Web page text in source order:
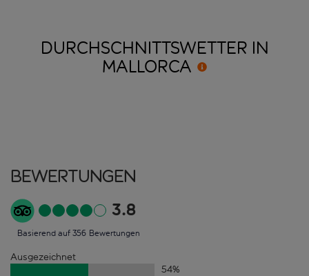
DURCHSCHNITTSWETTER IN
MALLORCA
Bewertungen
3.8
Basierend auf 356 Bewertungen
Ausgezeichnet
54%